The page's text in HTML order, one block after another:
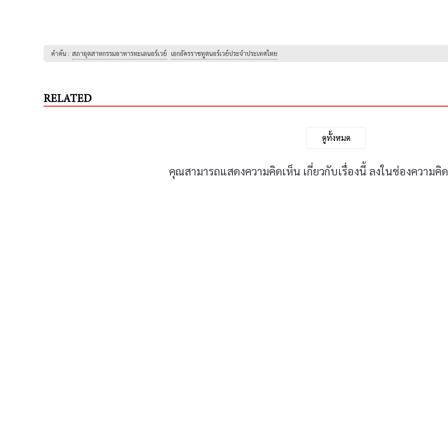
คำค้น : สภาอุตสาหกรรมอาหารทะเลนอร์เวย์ เอกอัครราชทูตนอร์เวย์ประจำประเทศไทย
RELATED
ดูทั้งหมด
คุณสามารถแสดงความคิดเห็น เกี่ยวกับเรื่องนี้ ลงในช่องความคิ